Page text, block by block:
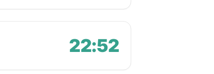
22:52